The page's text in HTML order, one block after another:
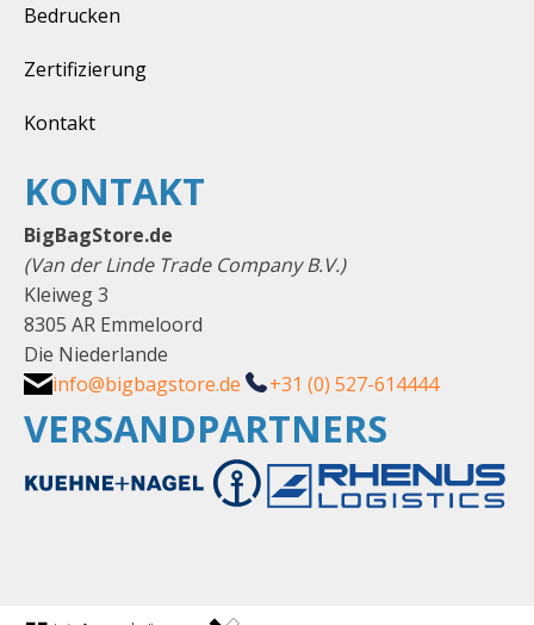
Bedrucken
Zertifizierung
Kontakt
VERSANDPARTNERS
KONTAKT
BigBagStore.de
(Van der Linde Trade Company B.V.)
Kleiweg 3
8305 AR Emmeloord
Die Niederlande
info@bigbagstore.de
+31 (0) 527-614444